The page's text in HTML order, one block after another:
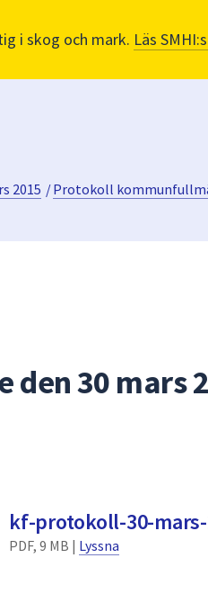
i skog och mark. Läs
2015 /Protokoll
30 mars
kf-protokoll-30-
PDF, 9 MB | Lyssna